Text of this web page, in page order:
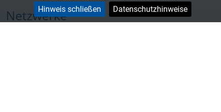
Hinweis schließen Datenschutzhinweise
Netzwerke